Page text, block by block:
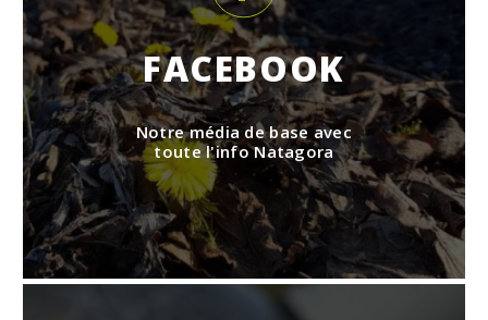
FACEBOOK
Notre média de base avec
toute l'info Natagora